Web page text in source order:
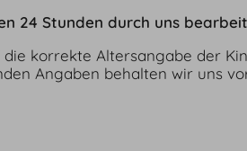
24 Stunden durch uns
die korrekte Altersangabe der
Angaben behalten wir uns